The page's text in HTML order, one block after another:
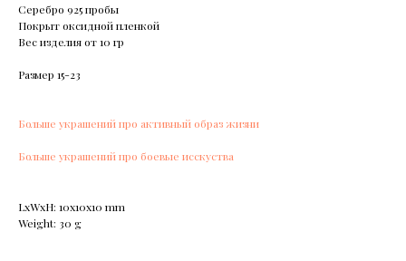
Серебро 925 пробы
Покрыт оксидной пленкой
Вес изделия от 10 гр
Размер 15-23
Больше украшений про активный образ жизни
Больше украшений про боевые исскуства
LxWxH: 10x10x10 mm
Weight: 30 g